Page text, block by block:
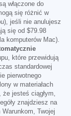
włączone do
się różnić w
jeśli nie anulujesz
się od $79.98
komputerów Mac).
które przewidują
standardowej
pierwotnego
w materiałach
jesteś ciągłym,
znajdziesz na
Twojej